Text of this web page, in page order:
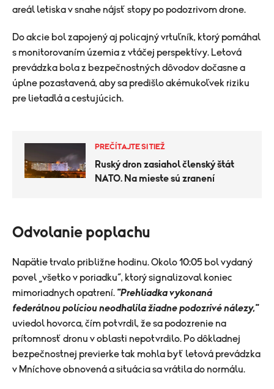
areál letiska v snahe nájsť stopy po podozrivom drone.
Do akcie bol zapojený aj policajný vrtuľník, ktorý pomáhal
s monitorovaním územia z vtáčej perspektívy. Letová
prevádzka bola z bezpečnostných dôvodov dočasne a
úplne pozastavená, aby sa predišlo akémukoľvek riziku
pre lietadlá a cestujúcich.
PREČÍTAJTE SI TIEŽ
Ruský dron zasiahol členský štát
NATO. Na mieste sú zranení
Odvolanie poplachu
Napätie trvalo približne hodinu. Okolo 10:05 bol vydaný
povel „všetko v poriadku“, ktorý signalizoval koniec
mimoriadnych opatrení. "Prehliadka vykonaná
federálnou políciou neodhalila žiadne podozrivé nálezy,"
uviedol hovorca, čím potvrdil, že sa podozrenie na
prítomnosť dronu v oblasti nepotvrdilo. Po dôkladnej
bezpečnostnej previerke tak mohla byť letová prevádzka
v Mníchove obnovená a situácia sa vrátila do normálu.